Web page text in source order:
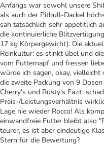
Anfangs war sowohl unsere
als auch der Pitbull-Dackel
sah tatsächlich sehr appetitlich
die kontinuierliche
17 kg Körpergewicht). Die
Reinkultur: es stinkt übel und
vom Futternapf und fressen
würde ich sagen, okay,
die zweite Packung von 9
Cherry's und Rusty's Fazit:
Preis-/Leistungsverhältnis
Lage nie wieder Rocco! Als
einwandfreie Futter bleibt also
teurer, es ist aber eindeutige
Stern für die Bewertung?